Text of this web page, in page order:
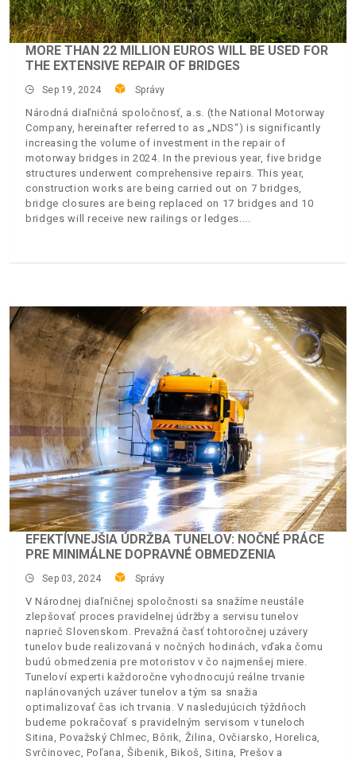
MORE THAN 22 MILLION EUROS WILL BE USED FOR
THE EXTENSIVE REPAIR OF BRIDGES
Sep 19, 2024 Správy
Národná diaľničná spoločnosť, a.s. (the National Motorway
Company, hereinafter referred to as „NDS“) is significantly
increasing the volume of investment in the repair of
motorway bridges in 2024. In the previous year, five bridge
structures underwent comprehensive repairs. This year,
construction works are being carried out on 7 bridges,
bridge closures are being replaced on 17 bridges and 10
bridges will receive new railings or ledges.
EFEKTÍVNEJŠIA ÚDRŽBA TUNELOV: NOČNÉ PRÁCE
PRE MINIMÁLNE DOPRAVNÉ OBMEDZENIA
Sep 03, 2024 Správy
V Národnej diaľničnej spoločnosti sa snažíme neustále
zlepšovať proces pravidelnej údržby a servisu tunelov
naprieč Slovenskom. Prevažná časť tohtoročnej uzávery
tunelov bude realizovaná v nočných hodinách, vďaka čomu
budú obmedzenia pre motoristov v čo najmenšej miere.
Tuneloví experti každoročne vyhodnocujú reálne trvanie
naplánovaných uzáver tunelov a tým sa snažia
optimalizovať čas ich trvania. V nasledujúcich týždňoch
budeme pokračovať s pravidelným servisom v tuneloch
Sitina, Považský Chlmec, Bôrik, Žilina, Ovčiarsko, Horelica,
Svrčinovec, Poľana, Šibenik, Bikoš, Sitina, Prešov a